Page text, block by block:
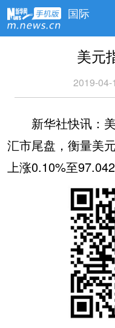
国际
美元
2019-04-
新华社快讯：美
汇市尾盘，衡量美
上涨0.10%至